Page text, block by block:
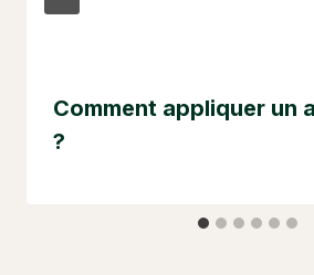
Comment appliquer un
?